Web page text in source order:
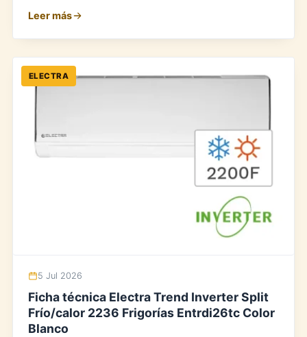
Leer más
ELECTRA
5 Jul 2026
Ficha técnica Electra Trend Inverter Split
Frío/calor 2236 Frigorías Entrdi26tc Color
Blanco